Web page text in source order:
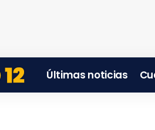
Últimas noticias